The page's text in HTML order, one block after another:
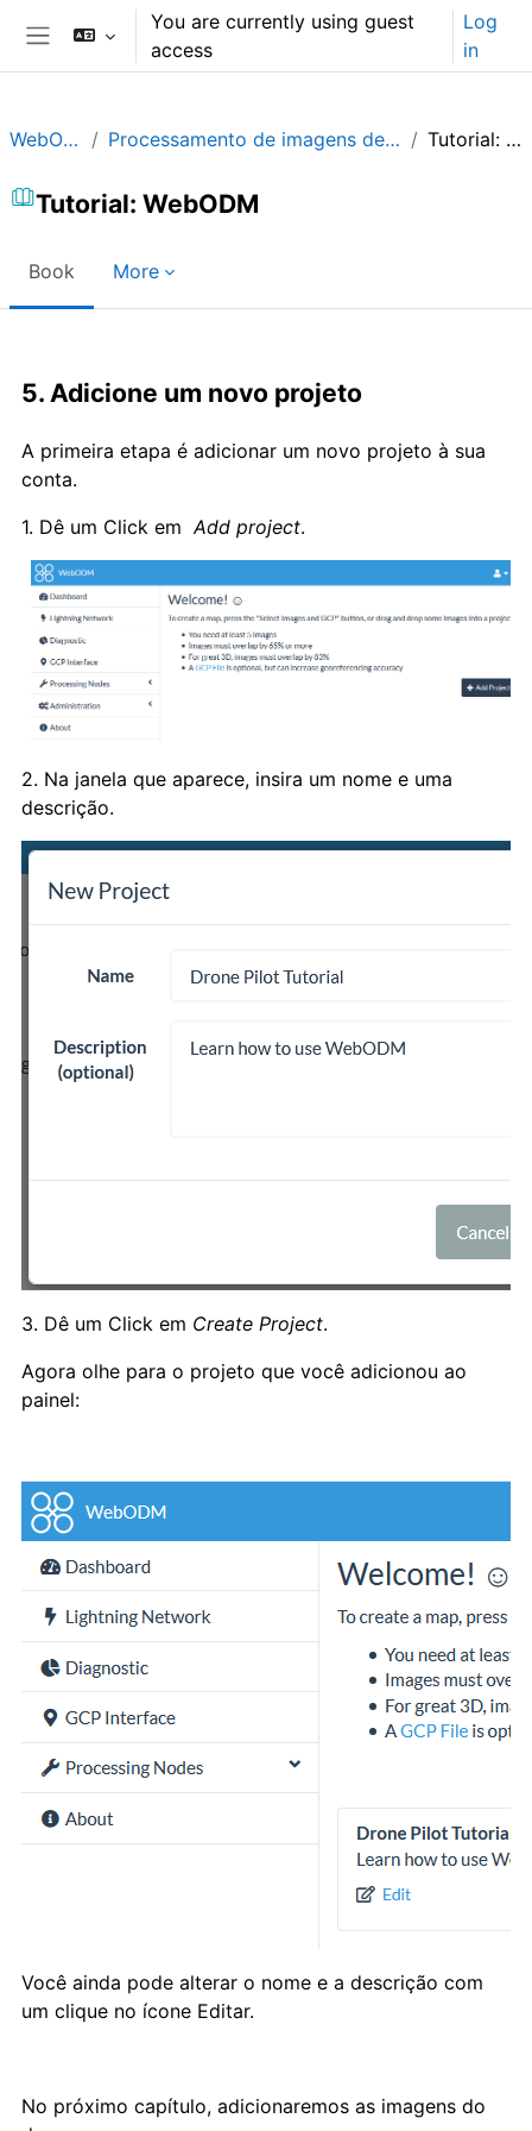
Skip to main contentYou are currently using guest
access
Log
in
WebODM_PR Processamento de imagens de Drones com WebODM Tutorial: WebODM
Tutorial: WebODM
Book More
5. Adicione um novo projeto
A primeira etapa é adicionar um novo projeto à sua
conta.
1. Dê um Click em Add project.
2. Na janela que aparece, insira um nome e uma
descrição.
3. Dê um Click em Create Project.
Agora olhe para o projeto que você adicionou ao
painel:
Você ainda pode alterar o nome e a descrição com
um clique no ícone Editar.
No próximo capítulo, adicionaremos as imagens do